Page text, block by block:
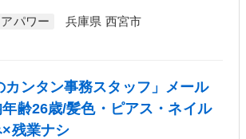
パワー
兵庫県 西宮市
カンタン事務スタッフ」メール
齢26歳/髪色・ピアス・ネイル
残業ナシ